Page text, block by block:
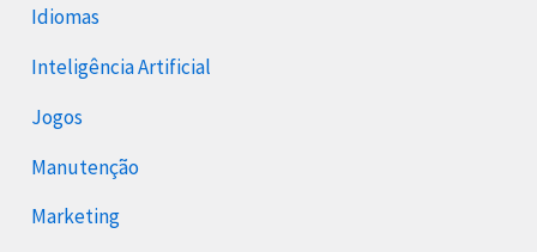
Idiomas
Inteligência Artificial
Jogos
Manutenção
Marketing